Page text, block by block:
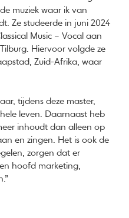
muziek waar ik van
Ze studeerde in juni 2024
Music – Vocal aan
Hiervoor volgde ze
Zuid-Afrika, waar
tijdens deze master,
leven. Daarnaast heb
inhoudt dan alleen op
en zingen. Het is ook de
zorgen dat er
hoofd marketing,